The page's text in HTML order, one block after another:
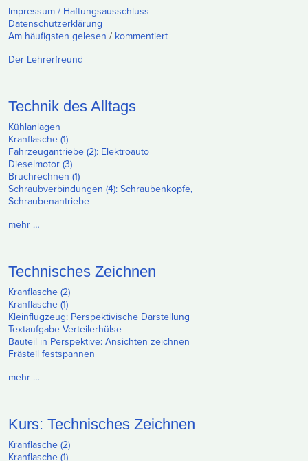
Impressum / Haftungsausschluss
Datenschutzerklärung
Am häufigsten gelesen / kommentiert
Der Lehrerfreund
Technik des Alltags
Kühlanlagen
Kranflasche (1)
Fahrzeugantriebe (2): Elektroauto
Dieselmotor (3)
Bruchrechnen (1)
Schraubverbindungen (4): Schraubenköpfe,
Schraubenantriebe
mehr …
Technisches Zeichnen
Kranflasche (2)
Kranflasche (1)
Kleinflugzeug: Perspektivische Darstellung
Textaufgabe Verteilerhülse
Bauteil in Perspektive: Ansichten zeichnen
Frästeil festspannen
mehr …
Kurs: Technisches Zeichnen
Kranflasche (2)
Kranflasche (1)